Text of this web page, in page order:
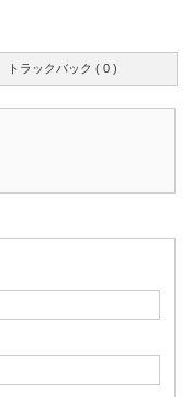
トラックバック ( 0 )